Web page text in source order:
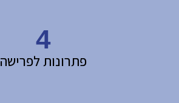
4
פתרונות לפרישה